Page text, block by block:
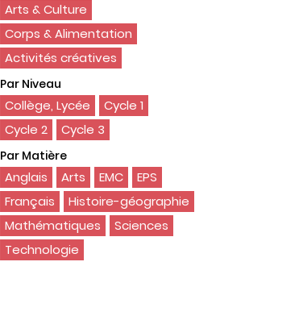
Arts & Culture
Corps & Alimentation
Activités créatives
Par Niveau
Collège, Lycée
Cycle 1
Cycle 2
Cycle 3
Par Matière
Anglais Arts EMC
EPS
Français
Histoire-géographie
Mathématiques
Sciences
Technologie